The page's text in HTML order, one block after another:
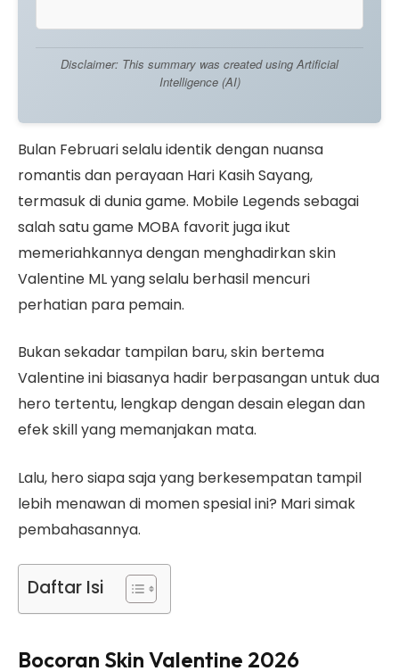
Disclaimer: This summary was created using Artificial
Intelligence (AI)
Bulan Februari selalu identik dengan nuansa
romantis dan perayaan Hari Kasih Sayang,
termasuk di dunia game. Mobile Legends sebagai
salah satu game MOBA favorit juga ikut
memeriahkannya dengan menghadirkan skin
Valentine ML yang selalu berhasil mencuri
perhatian para pemain.
Bukan sekadar tampilan baru, skin bertema
Valentine ini biasanya hadir berpasangan untuk dua
hero tertentu, lengkap dengan desain elegan dan
efek skill yang memanjakan mata.
Lalu, hero siapa saja yang berkesempatan tampil
lebih menawan di momen spesial ini? Mari simak
pembahasannya.
Daftar Isi
Bocoran Skin Valentine 2026